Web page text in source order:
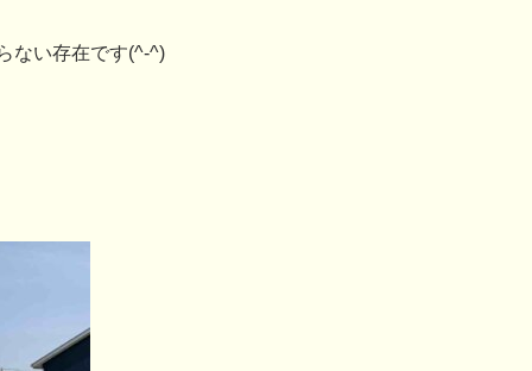
ない存在です(^-^)